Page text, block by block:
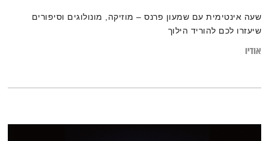
שעה אינטימית עם שמעון פרנס – מוזיקה, מונולוגים וסיפורים
שיעזרו לכם להוריד הילוך
אודיו